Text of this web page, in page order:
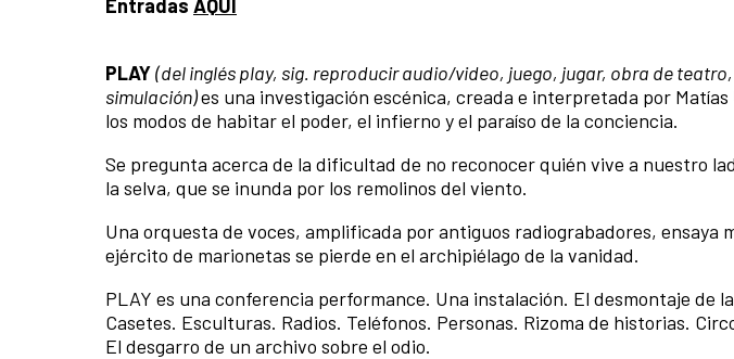
Entradas AQUÍ
PLAY(del inglés play, sig. reproducir audio/video, juego, jugar, obra de
simulación)es una investigación escénica, creada e interpretada por
los modos de habitar el poder, el infierno y el paraíso de la conciencia.
Se pregunta acerca de la dificultad de no reconocer quién vive a nuestro
la selva, que se inunda por los remolinos del viento.
Una orquesta de voces, amplificada por antiguos radiograbadores, ensaya
ejército de marionetas se pierde en el archipiélago de la vanidad.
PLAY es una conferencia performance. Una instalación. El desmontaje de
Casetes. Esculturas. Radios. Teléfonos. Personas. Rizoma de historias.
El desgarro de un archivo sobre el odio.